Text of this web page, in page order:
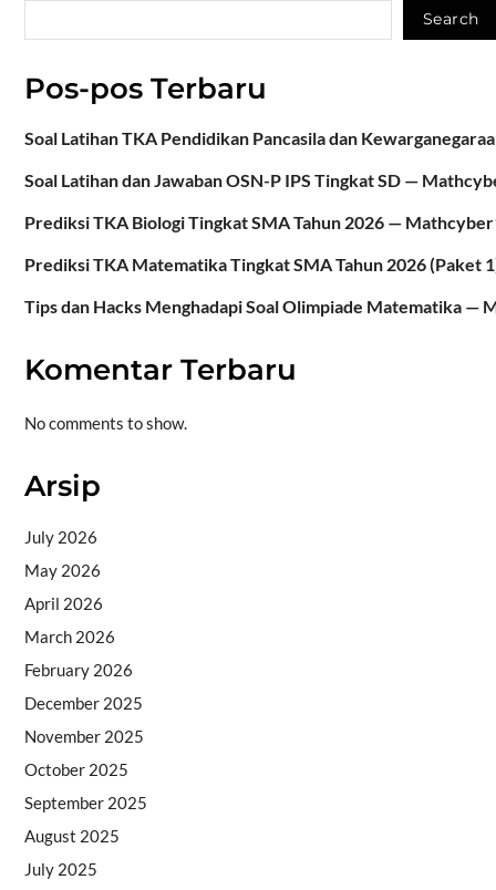
Search
Pos-pos Terbaru
Soal Latihan TKA Pendidikan Pancasila dan
Soal Latihan dan Jawaban OSN-P IPS Tingkat SD —
Prediksi TKA Biologi Tingkat SMA Tahun 2026 —
Prediksi TKA Matematika Tingkat SMA Tahun 2026 (Paket
Tips dan Hacks Menghadapi Soal Olimpiade Matematika —
Komentar Terbaru
No comments to show.
Arsip
July 2026
May 2026
April 2026
March 2026
February 2026
December 2025
November 2025
October 2025
September 2025
August 2025
July 2025